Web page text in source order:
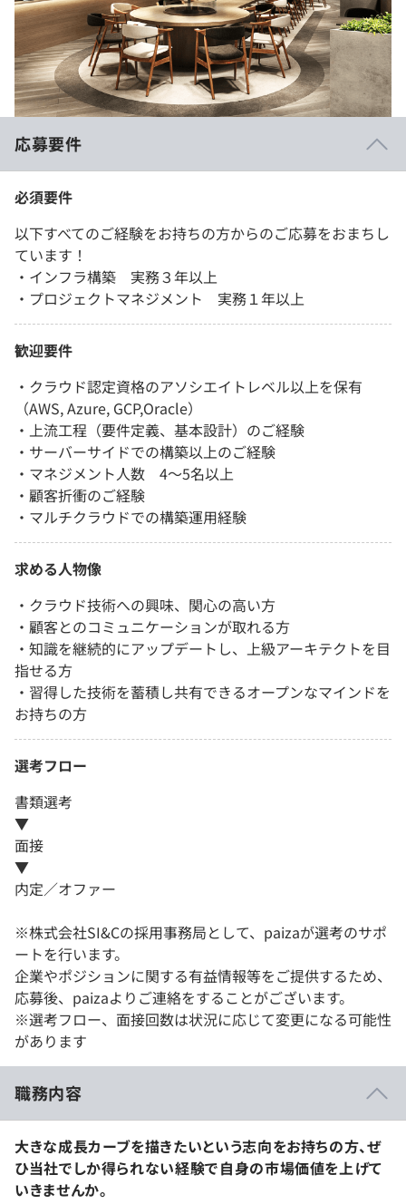
応募要件
必須要件
以下すべてのご経験をお持ちの方からのご応募をおまちし
ています！
・インフラ構築 実務３年以上
・プロジェクトマネジメント 実務１年以上
歓迎要件
・クラウド認定資格のアソシエイトレベル以上を保有
（AWS, Azure, GCP,Oracle）
・上流工程（要件定義、基本設計）のご経験
・サーバーサイドでの構築以上のご経験
・マネジメント人数 4～5名以上
・顧客折衝のご経験
・マルチクラウドでの構築運用経験
求める人物像
・クラウド技術への興味、関心の高い方
・顧客とのコミュニケーションが取れる方
・知識を継続的にアップデートし、上級アーキテクトを目
指せる方
・習得した技術を蓄積し共有できるオープンなマインドを
お持ちの方
選考フロー
書類選考
▼
面接
▼
内定／オファー
※株式会社SI&Cの採用事務局として、paizaが選考のサポ
ートを行います。
企業やポジションに関する有益情報等をご提供するため、
応募後、paizaよりご連絡をすることがございます。
※選考フロー、面接回数は状況に応じて変更になる可能性
があります
職務内容
大きな成長カーブを描きたいという志向をお持ちの方、ぜ
ひ当社でしか得られない経験で自身の市場価値を上げて
いきませんか。